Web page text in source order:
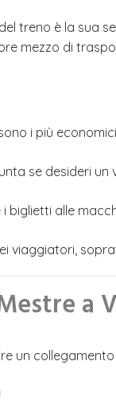
treno è la sua
mezzo di
i più
se desideri
i biglietti alle
viaggiatori,
a
un